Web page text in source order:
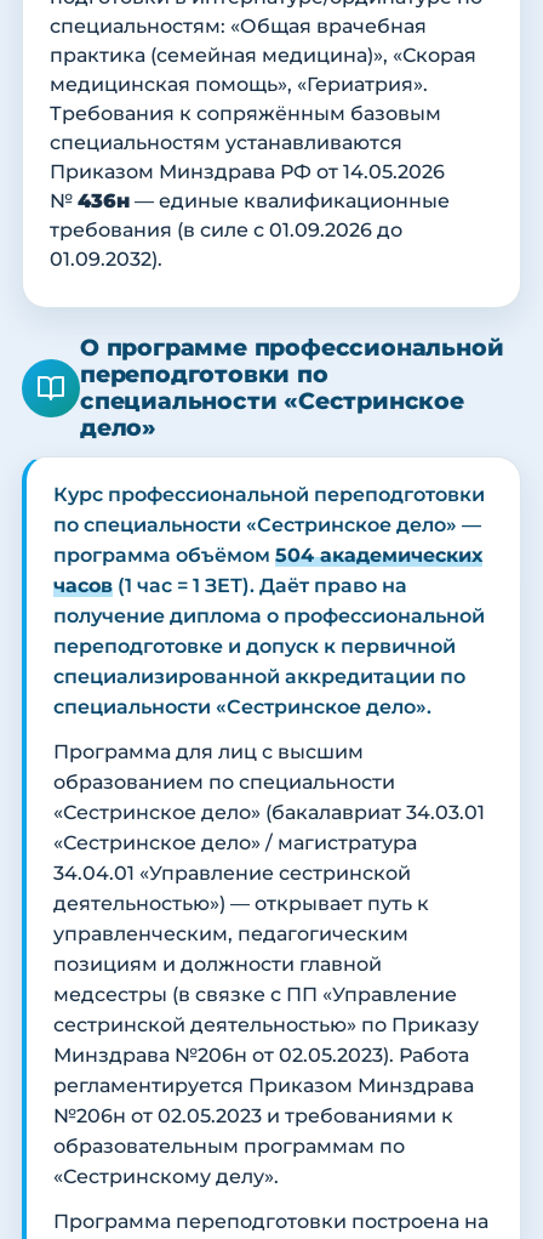
специальностям: «Общая врачебная
практика (семейная медицина)», «Скорая
медицинская помощь», «Гериатрия».
Требования к сопряжённым базовым
специальностям устанавливаются
Приказом Минздрава РФ от 14.05.2026
№ 436н — единые квалификационные
требования (в силе с 01.09.2026 до
01.09.2032).
О программе профессиональной
переподготовки по
специальности «Сестринское
дело»
Курс профессиональной переподготовки
по специальности «Сестринское дело» —
программа объёмом 504 академических
часов (1 час = 1 ЗЕТ). Даёт право на
получение диплома о профессиональной
переподготовке и допуск к первичной
специализированной аккредитации по
специальности «Сестринское дело».
Программа для лиц с высшим
образованием по специальности
«Сестринское дело» (бакалавриат 34.03.01
«Сестринское дело» / магистратура
34.04.01 «Управление сестринской
деятельностью») — открывает путь к
управленческим, педагогическим
позициям и должности главной
медсестры (в связке с ПП «Управление
сестринской деятельностью» по Приказу
Минздрава №206н от 02.05.2023). Работа
регламентируется Приказом Минздрава
№206н от 02.05.2023 и требованиями к
образовательным программам по
«Сестринскому делу».
Программа переподготовки построена на